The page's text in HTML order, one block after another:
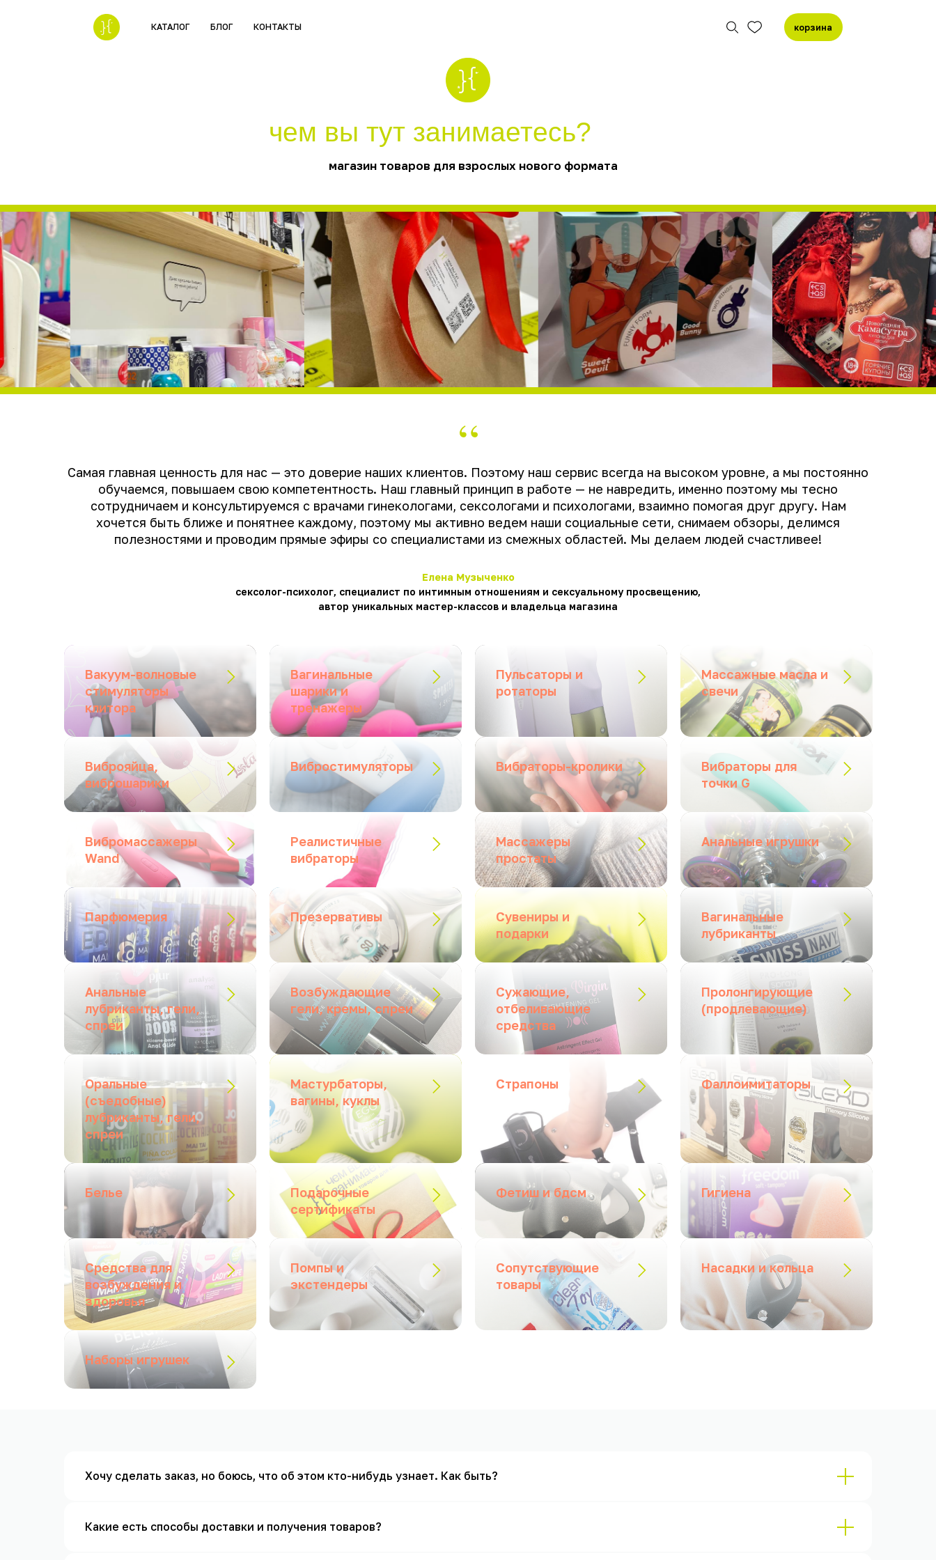
КАТАЛОГ БЛОГ КОНТАКТЫ корзина
магазин товаров для взрослых нового формата
чем вы тут занимаетесь?
чем вы тут занимаетесь?
“
Самая главная ценность для нас — это доверие наших клиентов. Поэтому наш сервис всегда на высоком уровне, а мы постоянно
обучаемся, повышаем свою компетентность. Наш главный принцип в работе — не навредить, именно поэтому мы тесно
сотрудничаем и консультируемся с врачами гинекологами, сексологами и психологами, взаимно помогая друг другу. Нам
хочется быть ближе и понятнее каждому, поэтому мы активно ведем наши социальные сети, снимаем обзоры, делимся
полезностями и проводим прямые эфиры со специалистами из смежных областей. Мы делаем людей счастливее!
Елена Музыченко
сексолог-психолог, специалист по интимным отношениям и сексуальному просвещению,
автор уникальных мастер-классов и владельца магазина
Вакуум-волновые
стимуляторы
клитора
Вагинальные
шарики и
тренажеры
Пульсаторы и
ротаторы
Массажные масла и
свечи
Виброяйца,
виброшарики
Вибростимуляторы Вибраторы-кролики
Вибраторы для
точки G
Вибромассажеры
Wand
Реалистичные
вибраторы
Массажеры
простаты
Анальные игрушки
Парфюмерия Презервативы
Сувениры и
подарки
Вагинальные
лубриканты
Анальные
лубриканты, гели,
спреи
Возбуждающие
гели, кремы, спреи
Сужающие,
отбеливающие
средства
Пролонгирующие
(продлевающие)
Оральные
(съедобные)
лубриканты, гели,
спреи
Мастурбаторы,
вагины, куклы
Страпоны Фаллоимитаторы
Белье
Подарочные
сертификаты
Фетиш и бдсм Гигиена
Средства для
возбуждения и
здоровья
Помпы и
экстендеры
Сопутствующие
товары
Насадки и кольца
Наборы игрушек
Хочу сделать заказ, но боюсь, что об этом кто-нибудь узнает. Как быть?
Какие есть способы доставки и получения товаров?